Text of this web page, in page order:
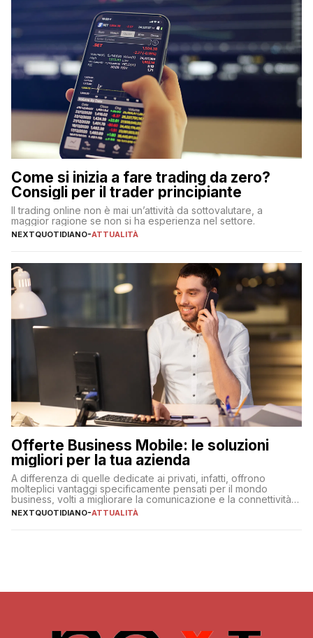
Come si inizia a fare trading da zero?
Consigli per il trader principiante
Il trading online non è mai un’attività da sottovalutare, a
maggior ragione se non si ha esperienza nel settore.
NEXTQUOTIDIANO-ATTUALITÀ
Offerte Business Mobile: le soluzioni
migliori per la tua azienda
A differenza di quelle dedicate ai privati, infatti, offrono
molteplici vantaggi specificamente pensati per il mondo
business, volti a migliorare la comunicazione e la connettività
degli utenti
NEXTQUOTIDIANO-ATTUALITÀ